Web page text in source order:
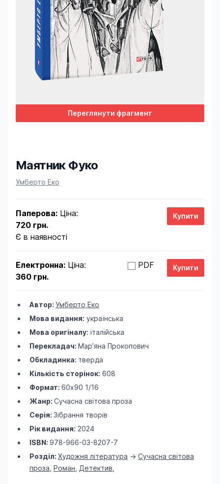
Переглянути фрагмент
Маятник Фуко
Product information
Умберто Еко
Паперова: Ціна:
720 грн.
Є в наявності
Електронна: Ціна:
360 грн.
PDF
Автор: Умберто Еко
Мова видання: українська
Мова оригіналу: італійська
Перекладач: Мар’яна Прокопович
Обкладинка: тверда
Кількість сторінок: 608
Формат: 60х90 1/16
Жанр: Сучасна світова проза
Серія: Зібрання творів
Рік видання: 2024
ISBN: 978-966-03-8207-7
Розділ: Художня література -> Сучасна світова
проза Роман Детектив